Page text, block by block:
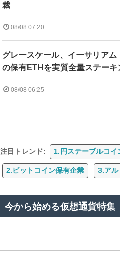
裁
08/08 07:20
グレースケール、イーサリアム
の保有ETHを実質全量ステーキ
08/08 06:25
注目トレンド: 1.円ステーブルコイ
2.ビットコイン保有企業 3.アル
今から始める仮想通貨特集